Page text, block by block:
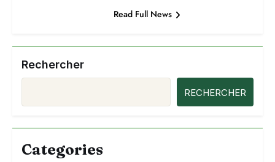
Read Full News
Rechercher
RECHERCHER
Categories